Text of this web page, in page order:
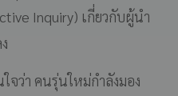
Inquiry) เกี่ยวกับผู้นำ
ว่า คนรุ่นใหม่กำลังมอง